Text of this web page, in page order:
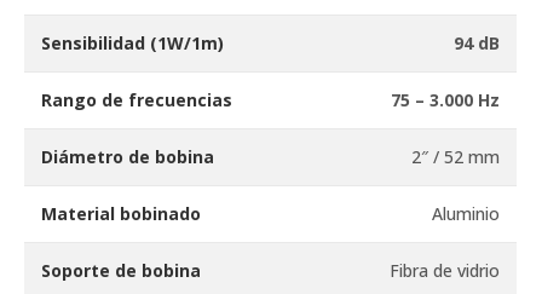
Sensibilidad (1W/1m) 94 dB
Rango de frecuencias 75 – 3.000 Hz
Diámetro de bobina 2″ / 52 mm
Material bobinado Aluminio
Soporte de bobina Fibra de vidrio